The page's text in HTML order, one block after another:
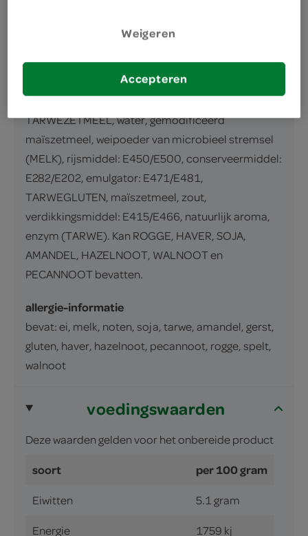
ingrediënten
ingrediënten
suiker, SCHARRELKIPPENEI, raapzaadolie,
TARWEBLOEM, stabilisator: E422/E420,
TARWEZETMEEL, water, gemodificeerd
maïszetmeel, weipoeder van microbieel stremsel
(MELK), rijsmiddel: E450/E500, conserveermiddel:
E282/E202, emulgator: E471/E481,
TARWEGLUTEN, maïszetmeel, zout,
verdikkingsmiddel: E415/E466, natuurlijk aroma,
enzym (TARWE). Kan ROGGE, HAVER, SOJA,
AMANDEL, HAZELNOOT, WALNOOT en
PECANNOOT bevatten.
allergie-informatie
bevat: ei, melk, noten, soja, tarwe, amandel, gerst,
gluten, haver, hazelnoot, pecannoot, rogge, spelt,
walnoot
voedingswaarden
Deze waarden gelden voor het onbereide product
soort per 100 gram
Eiwitten 5.1 gram
Energie 1759 kj
Weigeren
Accepteren